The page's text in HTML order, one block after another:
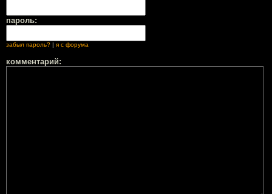
пароль:
забыл пароль? | я с форума
комментарий: